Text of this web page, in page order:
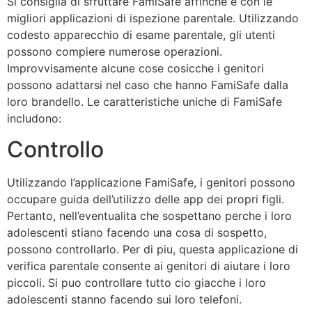
migliori applicazioni di ispezione parentale. Utilizzando
codesto apparecchio di esame parentale, gli utenti
possono compiere numerose operazioni.
Improvvisamente alcune cose cosicche i genitori
possono adattarsi nel caso che hanno FamiSafe dalla
loro brandello. Le caratteristiche uniche di FamiSafe
includono:
Controllo
Utilizzando l’applicazione FamiSafe, i genitori possono
occupare guida dell’utilizzo delle app dei propri figli.
Pertanto, nell’eventualita che sospettano perche i loro
adolescenti stiano facendo una cosa di sospetto,
possono controllarlo. Per di piu, questa applicazione di
verifica parentale consente ai genitori di aiutare i loro
piccoli. Si puo controllare tutto cio giacche i loro
adolescenti stanno facendo sui loro telefoni.